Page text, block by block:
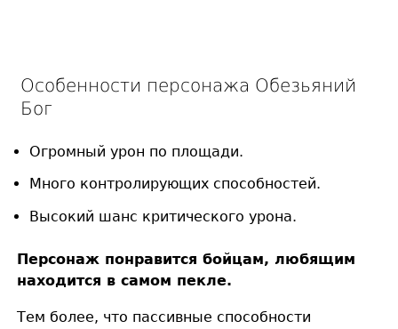
Особенности персонажа Обезьяний
Бог
Огромный урон по площади.
Много контролирующих способностей.
Высокий шанс критического урона.
Персонаж понравится бойцам, любящим
находится в самом пекле.
Тем более, что пассивные способности